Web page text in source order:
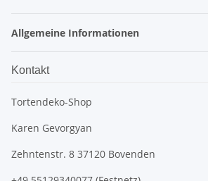
Allgemeine Informationen
Kontakt
Tortendeko-Shop
Karen Gevorgyan
Zehntenstr. 8 37120 Bovenden